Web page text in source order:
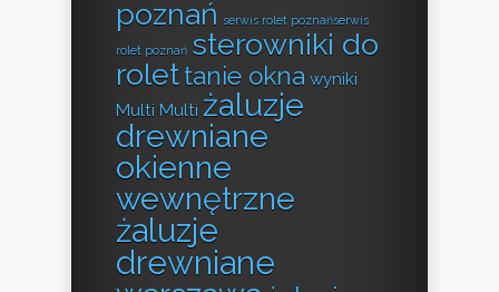
poznań serwis rolet poznańserwis
rolet poznań sterowniki do
rolettanie okna wyniki
Multi Multi żaluzje
drewniane
okienne
wewnętrzne
żaluzje
drewniane